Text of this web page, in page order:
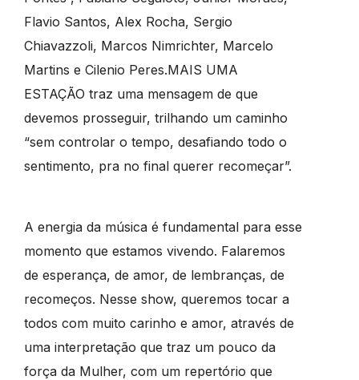
Flavio Santos, Alex Rocha, Sergio
Chiavazzoli, Marcos Nimrichter, Marcelo
Martins e Cilenio Peres.MAIS UMA
ESTAÇÃO traz uma mensagem de que
devemos prosseguir, trilhando um caminho
“sem controlar o tempo, desafiando todo o
sentimento, pra no final querer recomeçar”.
A energia da música é fundamental para esse
momento que estamos vivendo. Falaremos
de esperança, de amor, de lembranças, de
recomeços. Nesse show, queremos tocar a
todos com muito carinho e amor, através de
uma interpretação que traz um pouco da
força da Mulher, com um repertório que